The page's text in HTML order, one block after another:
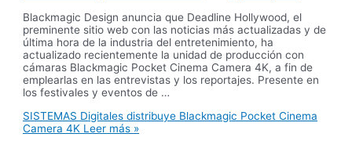
Blackmagic Design anuncia que Deadline Hollywood, el
preminente sitio web con las noticias más actualizadas y de
última hora de la industria del entretenimiento, ha
actualizado recientemente la unidad de producción con
cámaras Blackmagic Pocket Cinema Camera 4K, a fin de
emplearlas en las entrevistas y los reportajes. Presente en
los festivales y eventos de …
SISTEMAS Digitales distribuye Blackmagic Pocket Cinema
Camera 4K Leer más »